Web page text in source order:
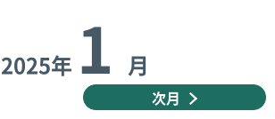
2025年 1 月
次月